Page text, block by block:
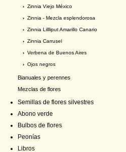
› Zinnia Viejo México
› Zinnia - Mezcla esplendorosa
› Zinnia Lillliput Amarillo Canario
› Zinnia Carrusel
› Verbena de Buenos Aires
› Ojos negros
Bianuales y perennes
Mezclas de flores
Semillas de flores silvestres
Abono verde
Bulbos de flores
Peonías
Libros